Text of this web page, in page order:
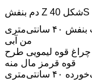
صلیب بنفش ۴۰ سانتی‌متری Z شکل + مال
من آبی
چراغ قوه لیمویی طرح Z سایز 40s + چراغ
قوه قرمز مال منه
کراست ترک‌خورده ۴۰ سانتی‌متری Z شکل +